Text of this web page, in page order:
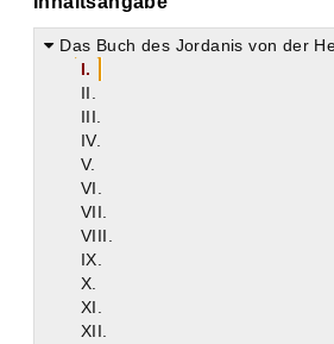
Das Buch des Jordanis von der Herkunft
I.
II.
III.
IV.
V.
VI.
VII.
VIII.
IX.
X.
XI.
XII.